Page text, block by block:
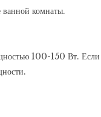
ванной комнаты.
100-150 Вт. Если